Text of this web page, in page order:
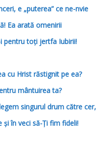
e „puterea” ce ne-nvie
Ea arată omenirii
pentru toți jertfa Iubirii!
cu Hrist răstignit pe ea?
mântuirea ta?
singurul drum către cer,
și în veci să-Ți fim fideli!